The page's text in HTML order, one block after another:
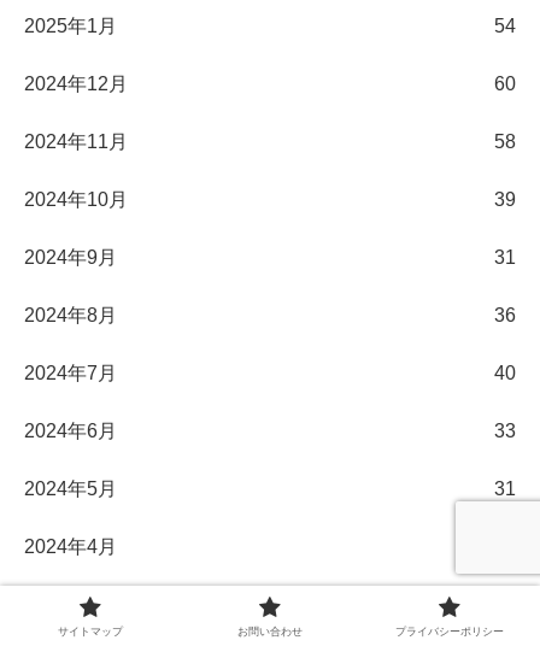
2025年1月 54
2024年12月 60
2024年11月 58
2024年10月 39
2024年9月 31
2024年8月 36
2024年7月 40
2024年6月 33
2024年5月 31
2024年4月
2024年3月
サイトマップ お問い合わせ プライバシーポリシー